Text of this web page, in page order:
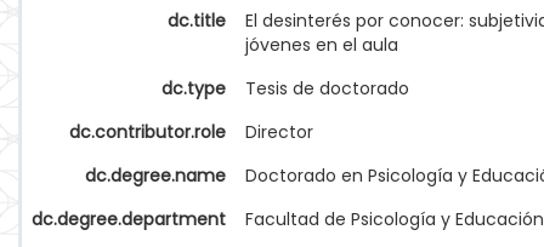
dc.title
El desinterés por conocer:
jóvenes en el aula
dc.type
Tesis de doctorado
dc.contributor.role
Director
dc.degree.name
Doctorado en Psicología y
dc.degree.department
Facultad de Psicología y Educación